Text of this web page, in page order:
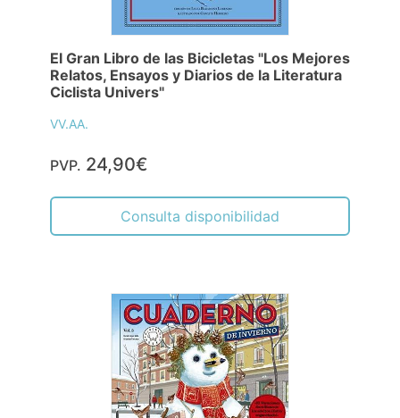
El Gran Libro de las Bicicletas "Los Mejores
Relatos, Ensayos y Diarios de la Literatura
Ciclista Univers"
VV.AA.
PVP. 24,90€
Consulta disponibilidad